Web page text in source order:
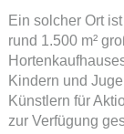
Ein solcher Ort
rund 1.500 m²
Kindern und
Künstlern für
zur Verfügung